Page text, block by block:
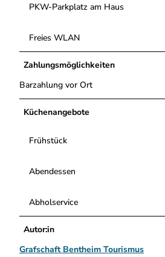
PKW-Parkplatz am Haus
Freies WLAN
Zahlungsmöglichkeiten
Barzahlung vor Ort
Küchenangebote
Frühstück
Abendessen
Abholservice
Autor:in
Grafschaft Bentheim Tourismus